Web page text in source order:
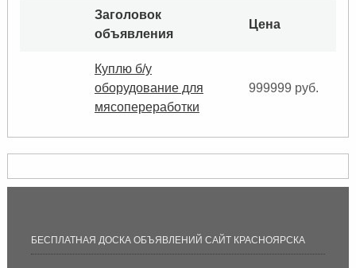
Заголовок
объявления
Цена
Куплю б/у
оборудование для
мясопереработки
999999 руб.
БЕСПЛАТНАЯ ДОСКА ОБЪЯВЛЕНИЙ САЙТ КРАСНОЯРСКА